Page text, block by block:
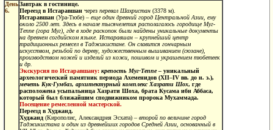
День
6.
Завтрак в гостинице.
Переезд в Истаравшан через перевал Шахристан (3378 м).
Истаравшан (Ура-Тюбе) – еще один древний город Центральной Азии, ему
около 2500 лет. Здесь в начале тысячелетия располагалось городище Муг-
Теппе (гора Муг), где в ходе раскопок были найдены уникальные документы
на древнем согдийском языке. Истаравшан – крупнейший центр
традиционных ремесел в Таджикистане. Он славится гончарным
искусством, резьбой по дереву, художественным вышиванием (сюзане),
производством ножей и изделий из кожи, пошивом и украшением тюбетеек
и др.
Экскурсия по Истаравшану: крепость Муг-Теппе– уникальный
археологический памятник периода Ахеменидов (ХII–IV вв. до н. э.),
мечеть Кук-Гумбаз, архитектурный комплекс Хазрати Шох, где
расположена усыпальница Хазрати Шоха, брата Кусама ибн Аббаса,
который был ближайшим сподвижником пророка Мухаммада.
Посещение ремесленной мастерской.
Переезд в Худжанд.
Худжанд (Кирополис, Александрия Эсхата) – второй по величине город
Таджикистана и один из древнейших городов Средней Азии, основанный в